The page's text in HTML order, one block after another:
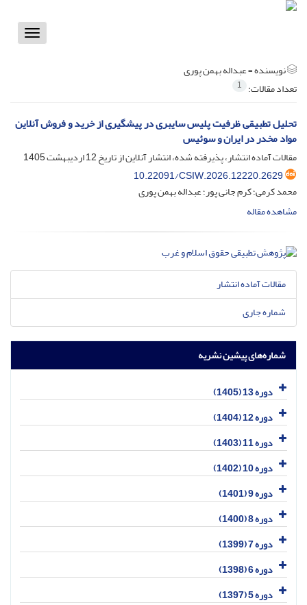
Toggle
نویسنده =عبداله بهمن پوری
تعداد مقالات: 1
تحلیل تطبیقی ظرفیت پلیس سایبری در پیشگیری از خرید و فروش آنلاین
مواد مخدر در ایران و سوئیس
مقالات آماده انتشار، پذیرفته شده، انتشار آنلاین از تاریخ12 اردیبهشت 1405
10.22091/CSIW.2026.12220.2629
محمد کرمی؛ کرم جانی پور؛ عبداله بهمن پوری
مشاهده مقاله
مقالات آماده انتشار
شماره جاری
شماره‌های پیشین نشریه
دوره 13 (1405)
دوره 12 (1404)
دوره 11 (1403)
دوره 10 (1402)
دوره 9 (1401)
دوره 8 (1400)
دوره 7 (1399)
دوره 6 (1398)
دوره 5 (1397)